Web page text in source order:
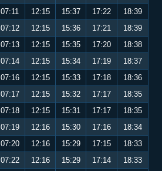
07:11 12:15 15:37 17:22
18:39
07:12 12:15 15:36 17:21
18:39
07:13 12:15 15:35 17:20
18:38
07:14 12:15 15:34 17:19
18:37
07:16 12:15 15:33 17:18
18:36
07:17 12:15 15:32 17:17
18:35
07:18 12:15 15:31 17:17
18:35
07:19 12:16 15:30 17:16
18:34
07:20 12:16 15:29 17:15
18:33
07:22 12:16 15:29 17:14
18:33